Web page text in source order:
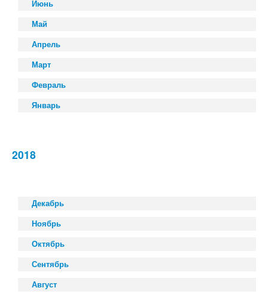
Июнь
Май
Апрель
Март
Февраль
Январь
2018
Декабрь
Ноябрь
Октябрь
Сентябрь
Август